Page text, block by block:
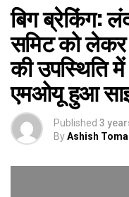
बिग ब्रेकिंग:
समिट को लेकर
की उपस्थिति
एमओयू हुआ
Published 3
ByAshish